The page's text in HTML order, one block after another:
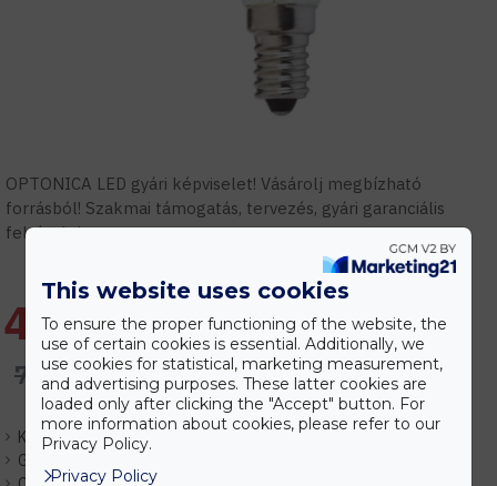
OPTONICA LED gyári képviselet! Vásárolj megbízható
forrásból! Szakmai támogatás, tervezés, gyári garanciális
feltételek.
Készlet:Rendelhető
Gyártó:
450 Ft
702 Ft
This website uses cookies
To ensure the proper functioning of the website, the
use of certain cookies is essential. Additionally, we
use cookies for statistical, marketing measurement,
and advertising purposes. These latter cookies are
loaded only after clicking the "Accept" button. For
more information about cookies, please refer to our
Privacy Policy.
Privacy Policy